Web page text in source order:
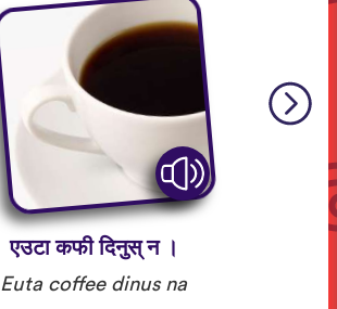
एउटा कफी दिनुस् न ।
Euta coffee dinus na